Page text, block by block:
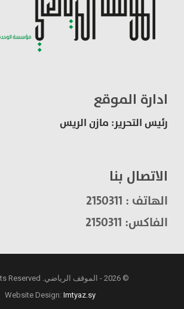
ادارة الموقع
رئيس التحرير: مازن الريس
الاتصال بنا
الهاتف : 2150311
الفاكس: 2150311
© 2026 - الموقف الرياضي. All Rights Reserved.
Website Design:Imtyaz.sy